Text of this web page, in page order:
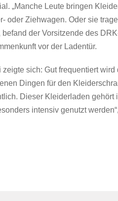
„Manche Leute bringen
oder Ziehwagen. Oder sie
befand der Vorsitzende des
vor der Ladentür.
zeigte sich: Gut frequentiert
Dingen für den
Dieser Kleiderladen
intensiv genutzt